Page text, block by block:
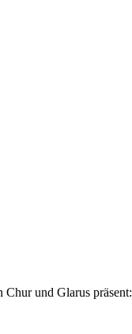
Chur und Glarus präsent: